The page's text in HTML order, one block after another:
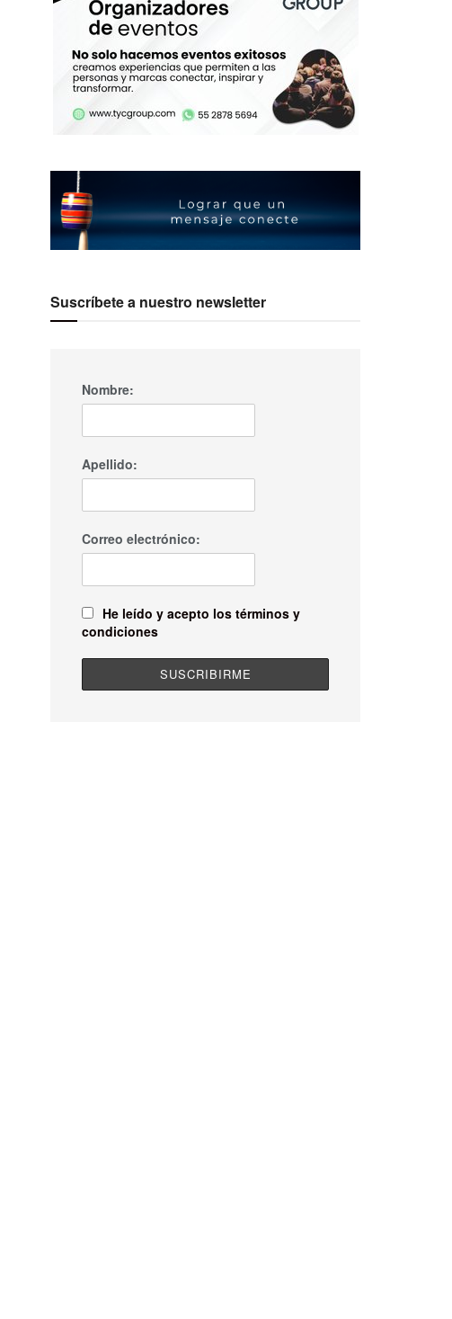
Suscríbete a nuestro newsletter
Nombre:
Apellido:
Correo electrónico:
He leído y acepto los términos y
condiciones